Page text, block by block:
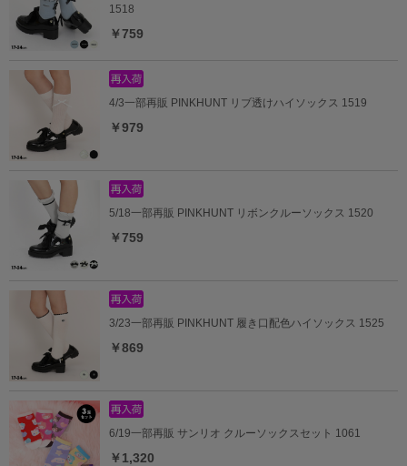
1518
￥759
4/3一部再販 PINKHUNT リブ透けハイソックス 1519
￥979
5/18一部再販 PINKHUNT リボンクルーソックス 1520
￥759
3/23一部再販 PINKHUNT 履き口配色ハイソックス 1525
￥869
6/19一部再販 サンリオ クルーソックスセット 1061
￥1,320